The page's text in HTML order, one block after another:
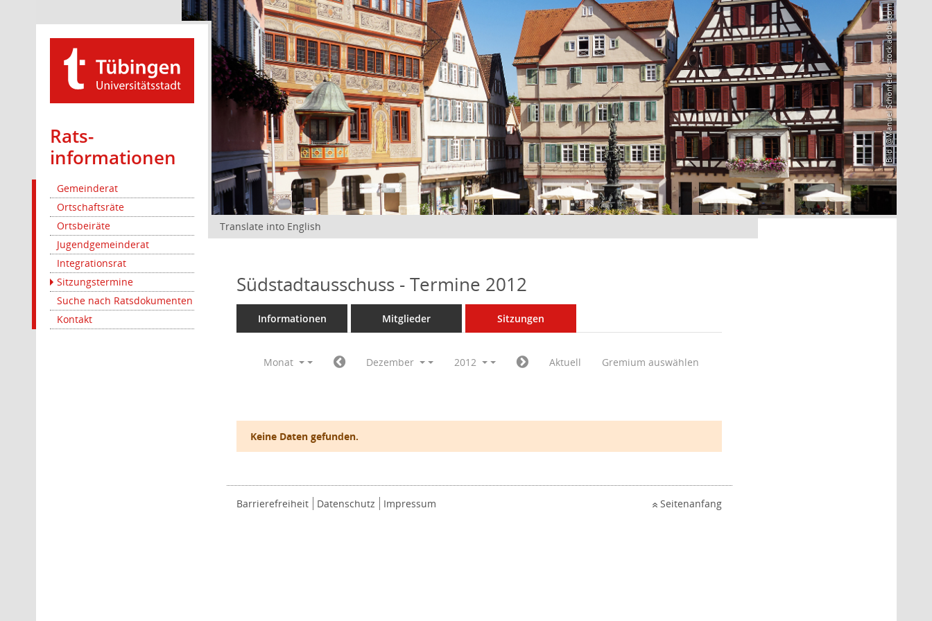
Rats­
informationen
Gemeinderat
Ortschaftsräte
Ortsbeiräte
Jugendgemeinderat
Integrationsrat
Sitzungstermine
Suche nach Ratsdokumenten
Kontakt
Bild: @Manuel Schönfeld – stock.adobe.com
Translate into English
Südstadtausschuss - Termine 2012
Informationen Mitglieder Sitzungen
Monat Dezember 2012 Aktuell Gremium auswählen
Keine Daten gefunden.
Barrierefreiheit Datenschutz Impressum Seitenanfang